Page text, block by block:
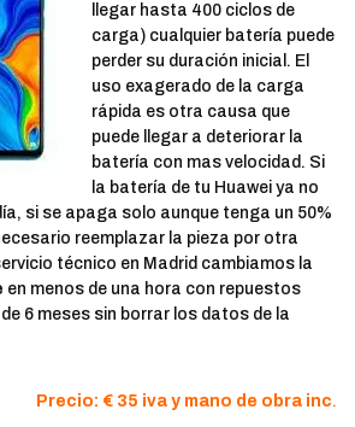
llegar hasta 400 ciclos de
carga) cualquier batería puede
perder su duración inicial. El
uso exagerado de la carga
rápida es otra causa que
puede llegar a deteriorar la
batería con mas velocidad. Si
la batería de tu Huawei ya no
si se apaga solo aunque tenga un 50%
reemplazar la pieza por otra
técnico en Madrid cambiamos la
en menos de una hora con repuestos
6 meses sin borrar los datos de la
Precio: € 35 iva y mano de obra inc.